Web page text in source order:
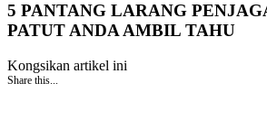
5 PANTANG LARANG
PATUT ANDA AMBIL TAHU
Kongsikan artikel ini
Share this...